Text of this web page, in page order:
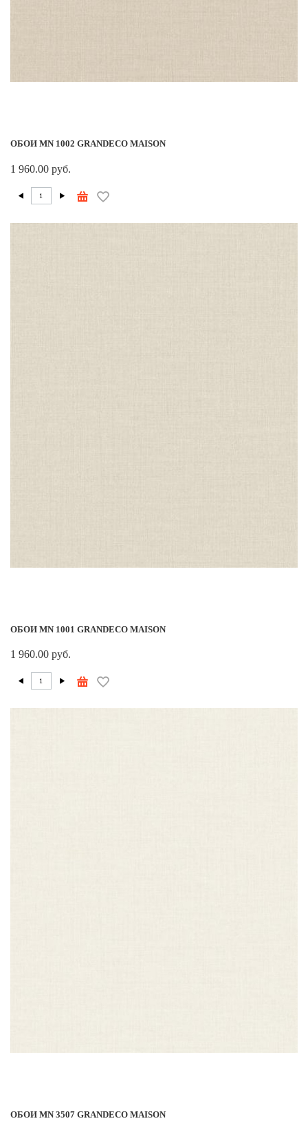
ОБОИ MN 1002 GRANDECO MAISON
1 960.00 руб.
ОБОИ MN 1001 GRANDECO MAISON
1 960.00 руб.
ОБОИ MN 3507 GRANDECO MAISON